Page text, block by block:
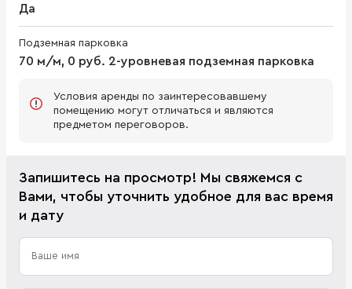
Да
Подземная парковка
70 м/м, 0 руб. 2-уровневая подземная парковка
Условия аренды по заинтересовавшему
помещению могут отличаться и являются
предметом переговоров.
Запишитесь на просмотр! Мы свяжемся с
Вами, чтобы уточнить удобное для вас время
и дату